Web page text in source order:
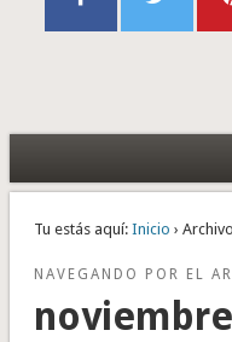
Tu estás aquí: Inicio ›
NAVEGANDO POR EL